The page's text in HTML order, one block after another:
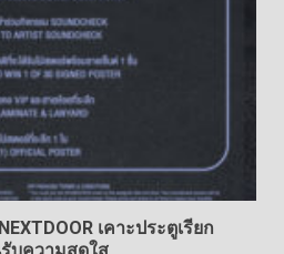
เคาะประตูเรียก